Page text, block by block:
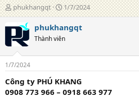
T
á
c
g
i
ả
phukhangqt
N
g
à
đ
g
1/7/2024
phukhangqt
Thành viên
1/7/2024
Công ty PHÚ KHANG
0908 773 966 – 0918 663 977